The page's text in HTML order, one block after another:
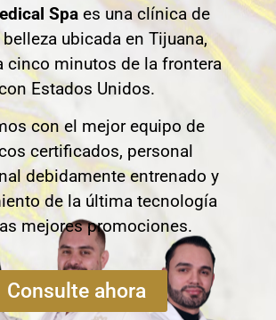
Spa es una clínica de
ubicada en Tijuana,
cinco minutos de la frontera
Estados Unidos.
con el mejor equipo de
certificados, personal
debidamente entrenado y
de la última tecnología
mejores promociones.
Consulte ahora